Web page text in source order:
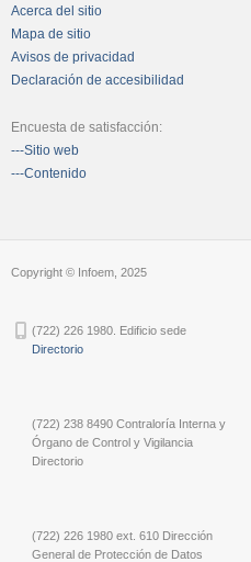
Acerca del sitio
Mapa de sitio
Avisos de privacidad
Declaración de accesibilidad
Encuesta de satisfacción:
---Sitio web
---Contenido
Copyright © Infoem, 2025
(722) 226 1980. Edificio sede
Directorio
(722) 238 8490 Contraloría Interna y
Órgano de Control y Vigilancia
Directorio
(722) 226 1980 ext. 610 Dirección
General de Protección de Datos